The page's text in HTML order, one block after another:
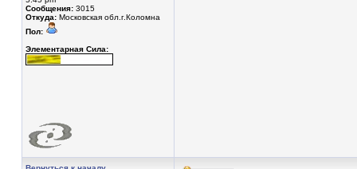
Сообщения: 3015
Откуда: Московская обл.г.Коломна
Пол:
Элементарная Сила: